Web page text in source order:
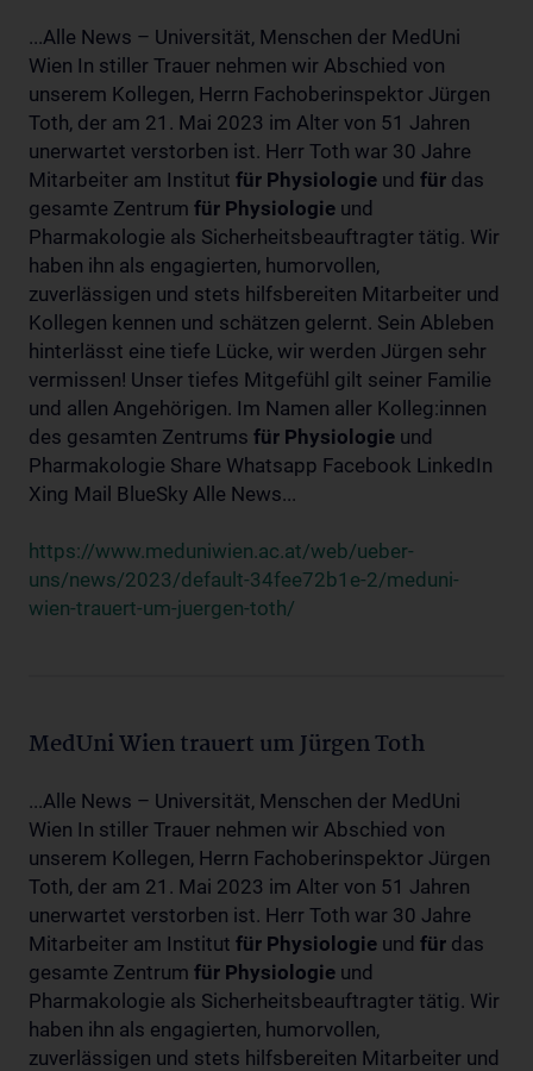
...Alle News – Universität, Menschen der MedUni
Wien In stiller Trauer nehmen wir Abschied von
unserem Kollegen, Herrn Fachoberinspektor Jürgen
Toth, der am 21. Mai 2023 im Alter von 51 Jahren
unerwartet verstorben ist. Herr Toth war 30 Jahre
Mitarbeiter am Institut für Physiologie und für das
gesamte Zentrum für Physiologie und
Pharmakologie als Sicherheitsbeauftragter tätig. Wir
haben ihn als engagierten, humorvollen,
zuverlässigen und stets hilfsbereiten Mitarbeiter und
Kollegen kennen und schätzen gelernt. Sein Ableben
hinterlässt eine tiefe Lücke, wir werden Jürgen sehr
vermissen! Unser tiefes Mitgefühl gilt seiner Familie
und allen Angehörigen. Im Namen aller Kolleg:innen
des gesamten Zentrums für Physiologie und
Pharmakologie Share Whatsapp Facebook LinkedIn
Xing Mail BlueSky Alle News...
https://www.meduniwien.ac.at/web/ueber-
uns/news/2023/default-34fee72b1e-2/meduni-
wien-trauert-um-juergen-toth/
MedUni Wien trauert um Jürgen Toth
...Alle News – Universität, Menschen der MedUni
Wien In stiller Trauer nehmen wir Abschied von
unserem Kollegen, Herrn Fachoberinspektor Jürgen
Toth, der am 21. Mai 2023 im Alter von 51 Jahren
unerwartet verstorben ist. Herr Toth war 30 Jahre
Mitarbeiter am Institut für Physiologie und für das
gesamte Zentrum für Physiologie und
Pharmakologie als Sicherheitsbeauftragter tätig. Wir
haben ihn als engagierten, humorvollen,
zuverlässigen und stets hilfsbereiten Mitarbeiter und